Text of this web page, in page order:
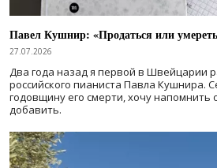
Павел Кушнир: «Продаться или
27.07.2026
Два года назад я первой в Швейцарии
российского пианиста Павла Кушнира.
годовщину его смерти, хочу напомнить
добавить.